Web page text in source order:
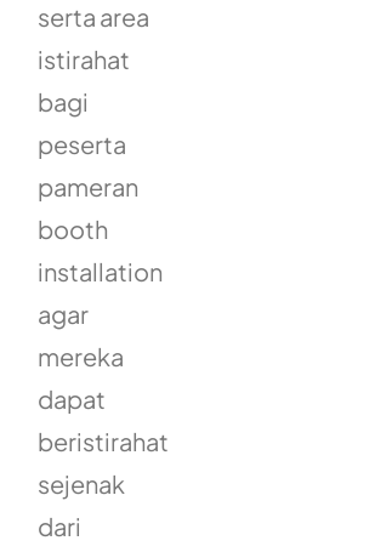
serta area
istirahat
bagi
peserta
pameran
booth
installation
agar
mereka
dapat
beristirahat
sejenak
dari